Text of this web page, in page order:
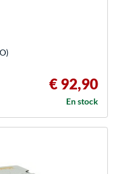
€ 92,90
En stock